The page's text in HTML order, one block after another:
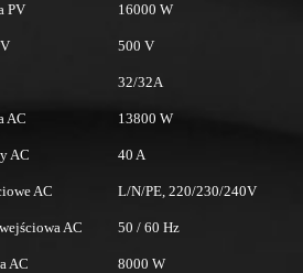
Maksymalna moc wejściowa PV
Maks. napięcie wejściowe PV
Maks. prąd wejściowy PV
Maksymalna moc wejściowa AC
Maksymalny prąd wejściowy AC
Znamionowe napięcie wejściowe AC
Znamionowa częstotliwość wejściowa AC
Znamionowa moc wyjściowa AC